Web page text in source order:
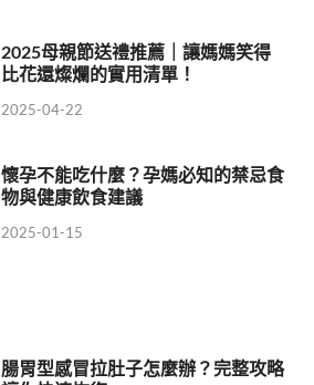
2025母親節送禮推薦｜讓媽媽笑得
比花還燦爛的實用清單！
2025-04-22
懷孕不能吃什麼？孕媽必知的禁忌食
物與健康飲食建議
2025-01-15
腸胃型感冒拉肚子怎麼辦？完整攻略